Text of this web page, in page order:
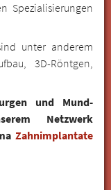
Spezialisierungen
unter anderem
3D-Röntgen,
und Mund-
Netzwerk
Zahnimplantate